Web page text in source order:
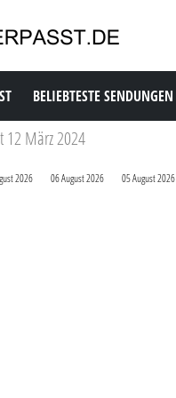
BELIEBTESTE SENDUNGEN
12 März 2024
2026 06 August 2026 05 August 2026